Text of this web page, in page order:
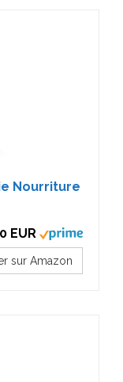
Nourriture
EUR
sur Amazon